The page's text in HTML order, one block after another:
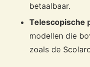
betaalbaar.
Telescopische
modellen die
zoals de